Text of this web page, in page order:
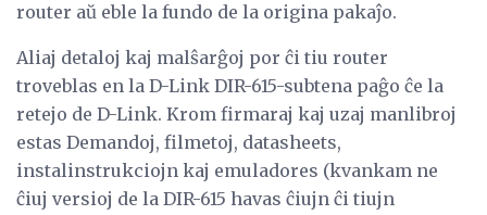
router aŭ eble la fundo de la origina pakaĵo.
Aliaj detaloj kaj malŝarĝoj por ĉi tiu router
troveblas en la D-Link DIR-615-subtena paĝo ĉe la
retejo de D-Link. Krom firmaraj kaj uzaj manlibroj
estas Demandoj, filmetoj, datasheets,
instalinstrukciojn kaj emuladores (kvankam ne
ĉiuj versioj de la DIR-615 havas ĉiujn ĉi tiujn